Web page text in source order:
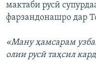
мактаби русӣ
фарзандонашро дар
«Ману ҳамсарам
олии русӣ таҳсил